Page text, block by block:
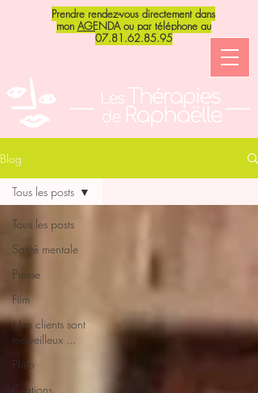
Prendre rendez-vous directement dans
mon AGENDAou par téléphone au
07.81.62.85.95
Blog
Tous les posts
Santé mentale
Presse
Film
Mes clients sont
merveilleux ...
Philo
Citations
Tous les posts